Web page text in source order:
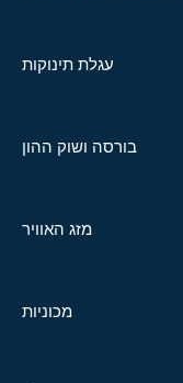
עגלת תינוקות
בורסה ושוק ההון
מזג האוויר
מכוניות